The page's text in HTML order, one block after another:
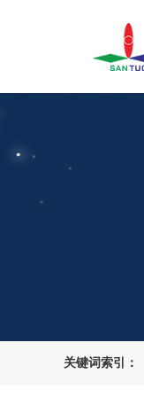
关键词索引：
在线打印贴标机